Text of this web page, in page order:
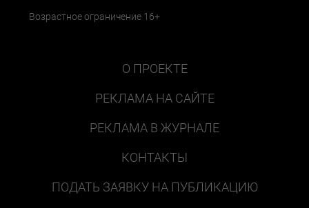
Возрастное ограничение 16+
О ПРОЕКТЕ
РЕКЛАМА НА САЙТЕ
РЕКЛАМА В ЖУРНАЛЕ
КОНТАКТЫ
ПОДАТЬ ЗАЯВКУ НА ПУБЛИКАЦИЮ